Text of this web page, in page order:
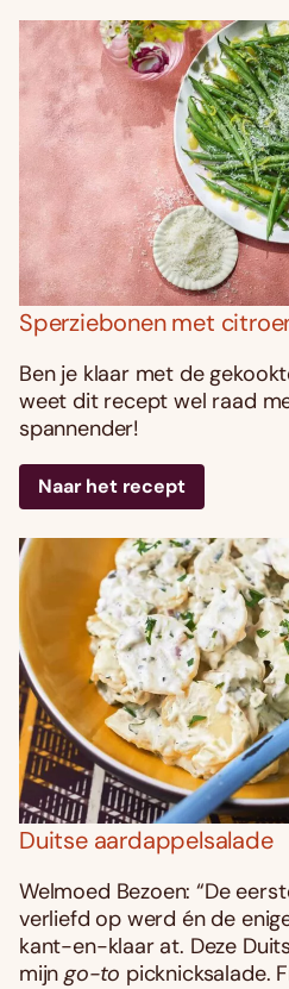
Sperziebonen met
Ben je klaar met de
weet dit recept wel raad
spannender!
Naar het recept
Duitse aardappelsalade
Welmoed Bezoen: “De
verliefd op werd én de
kant-en-klaar at. Deze
mijngo-to picknicksalade.